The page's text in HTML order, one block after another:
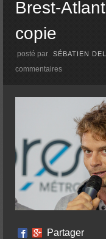
Brest-
copie
posté par SÉBATIEN
commentaires
Partager